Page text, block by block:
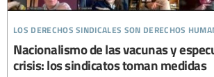
los derechos sindicales son derechos
Nacionalismo de las vacunas y
crisis: los sindicatos toman medidas